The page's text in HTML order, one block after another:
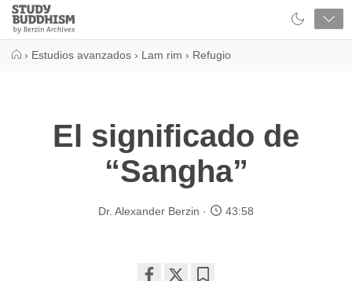
Close
Study
Buddhism
› Estudios avanzados › Lam rim › Refugio
El significado de
“Sangha”
Dr. Alexander Berzin 43:58